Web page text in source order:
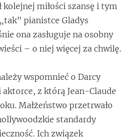
kolejnej miłości szansę i tym
pianistce Gladys
ona zasługuje na osobny
– o niej więcej za chwilę.
wspomnieć o Darcy
z którą Jean-Claude
Małżeństwo przetrwało
standardy
Ich związek